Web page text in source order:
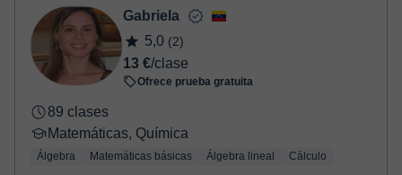
Gabriela
5,0 (2)
13 €/clase
Ofrece prueba gratuita
89 clases
Matemáticas, Química
Álgebra Matemáticas básicas Álgebra lineal Cálculo